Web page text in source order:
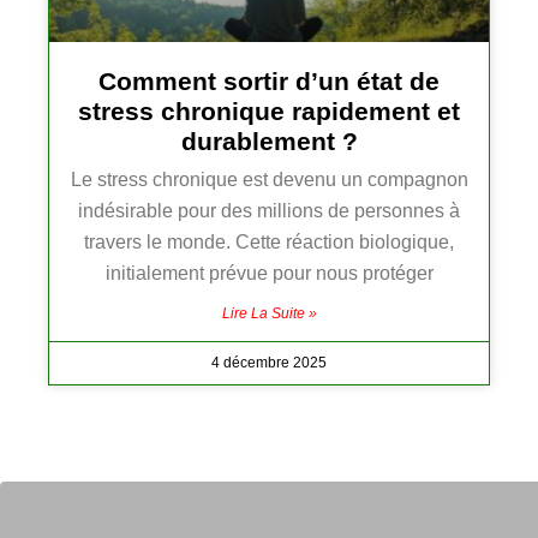
Comment sortir d’un état de
stress chronique rapidement et
durablement ?
Le stress chronique est devenu un compagnon
indésirable pour des millions de personnes à
travers le monde. Cette réaction biologique,
initialement prévue pour nous protéger
Lire La Suite »
4 décembre 2025